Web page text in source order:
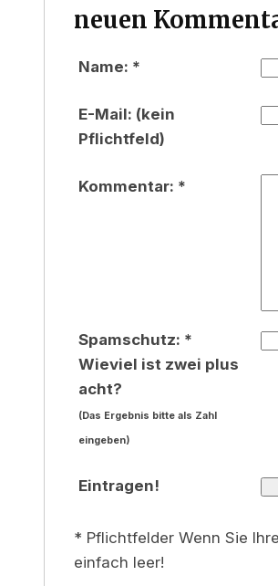
neuen
Name: *
E-Mail: (kein
Pflichtfeld)
Kommentar: *
Spamschutz: *
Wieviel ist zwei plus
acht?
(Das Ergebnis bitte als Zahl
eingeben)
Eintragen!
* Pflichtfelder Wenn Sie
einfach leer!